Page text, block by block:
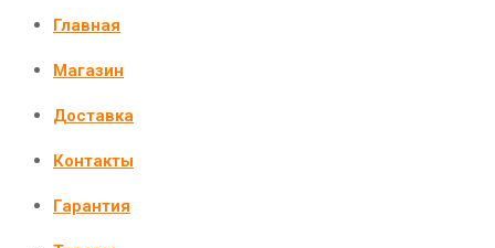
Главная
Магазин
Доставка
Контакты
Гарантия